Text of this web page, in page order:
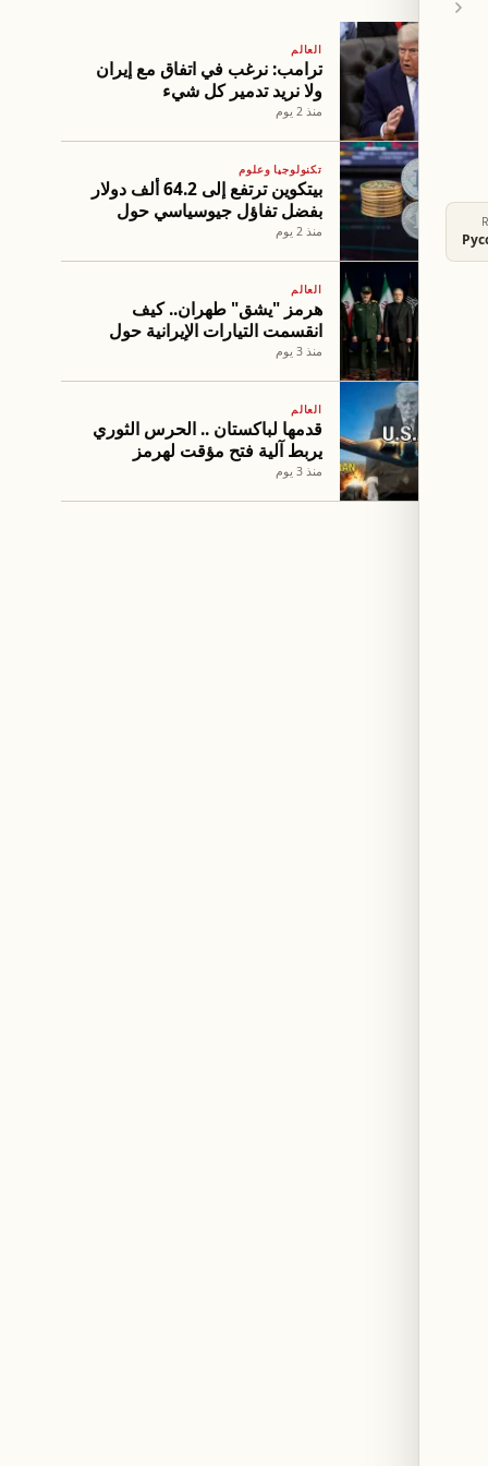
العالم
ترامب: نرغب في اتفاق مع إيران
ولا نريد تدمير كل شيء
منذ 2 يوم
تكنولوجيا وعلوم
بيتكوين ترتفع إلى 64.2 ألف دولار
بفضل تفاؤل جيوسياسي حول
هرمز
منذ 2 يوم
العالم
هرمز "يشق" طهران.. كيف
انقسمت التيارات الإيرانية حول
ورقة المضيق؟
منذ 3 يوم
العالم
قدمها لباكستان .. الحرس الثوري
يربط آلية فتح مؤقت لهرمز
بـ"حسن نوايا" ترامب
منذ 3 يوم